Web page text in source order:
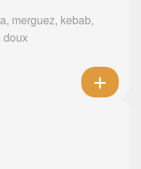
merguez, kebab,
doux